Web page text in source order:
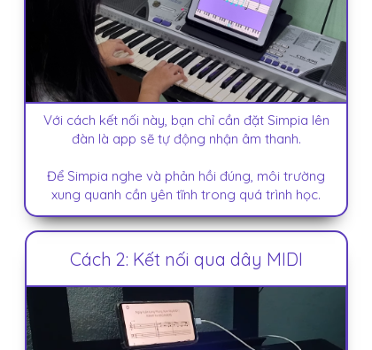
Cách 2: Kết nối qua dây MIDI
Với cách kết nối này, bạn chỉ cần đặt Simpia lên
đàn là app sẽ tự động nhận âm thanh.
Để Simpia nghe và phản hồi đúng, môi trường
xung quanh cần yên tĩnh trong quá trình học.